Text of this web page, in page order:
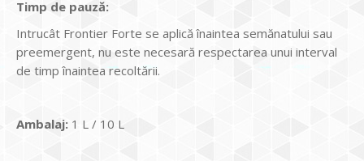
Timp de pauză:
Intrucât Frontier Forte se aplică înaintea semănatului sau
preemergent, nu este necesară respectarea unui interval
de timp înaintea recoltării.
Ambalaj: 1 L / 10 L